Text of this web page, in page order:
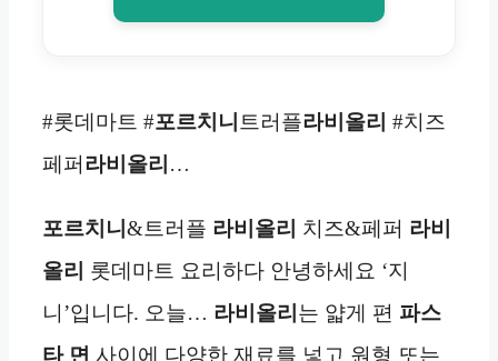
#롯데마트 #포르치니 트러플라비올리 #치즈
페퍼 라비올리 …
포르치니 &트러플 라비올리 치즈&페퍼 라비
올리 롯데마트 요리하다 안녕하세요 ‘지
니’입니다. 오늘… 라비올리 는 얇게 편 파스
타 면 사이에 다양한 재료를 넣고 원형 또는